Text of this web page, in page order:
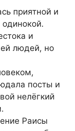
приятной и
и
ей людей, но
посты и
нелёгкий
Раисы